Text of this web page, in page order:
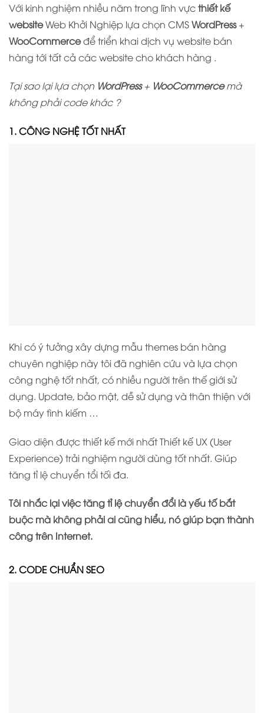
Với kinh nghiệm nhiều năm trong lĩnh vựcthiết kế
websiteWeb Khởi Nghiệp lựa chọn CMSWordPress+
WooCommerceđể triển khai dịch vụ website bán
hàng tới tất cả các website cho khách hàng .
Tại sao lại lựa chọn WordPress+ WooCommercemà
không phải code khác ?
1. CÔNG NGHỆ TỐT NHẤT
Khi có ý tưởng xây dựng mẫu themes bán hàng
chuyên nghiệp này tôi đã nghiên cứu và lựa chọn
công nghệ tốt nhất, có nhiều người trên thế giới sử
dụng. Update, bảo mật, dễ sử dụng và thân thiện với
bộ máy tình kiếm …
Giao diện được thiết kế mới nhất Thiết kế UX (User
Experience) trải nghiệm người dùng tốt nhất. Giúp
tăng tỉ lệ chuyển tổi tối đa.
Tôi nhắc lại việc tăng tỉ lệ chuyển đổi là yếu tố bắt
buộc mà không phải ai cũng hiểu, nó giúp bạn thành
công trên Internet.
2. CODE CHUẨN SEO